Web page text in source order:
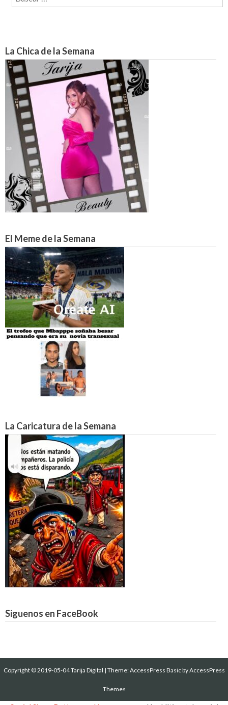
La Chica de la Semana
El Meme de la Semana
La Caricatura de la Semana
Siguenos en FaceBook
Copyright © 2019-05-04 Tarija Digital | Theme:AccessPress Basicby AccessPress
Themes